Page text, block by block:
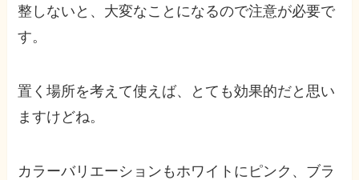
整しないと、大変なことになるので注意が必要で
す。
置く場所を考えて使えば、とても効果的だと思い
ますけどね。
カラーバリエーションもホワイトにピンク、ブラ